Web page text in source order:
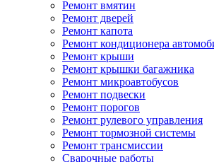
Ремонт вмятин
Ремонт дверей
Ремонт капота
Ремонт кондиционера
Ремонт крыши
Ремонт крышки багажника
Ремонт микроавтобусов
Ремонт подвески
Ремонт порогов
Ремонт рулевого управления
Ремонт тормозной системы
Ремонт трансмиссии
Сварочные работы